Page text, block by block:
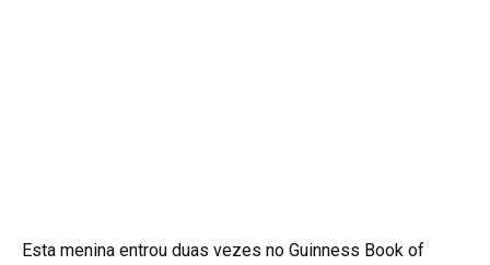
Esta menina entrou duas vezes no Guinness Book of